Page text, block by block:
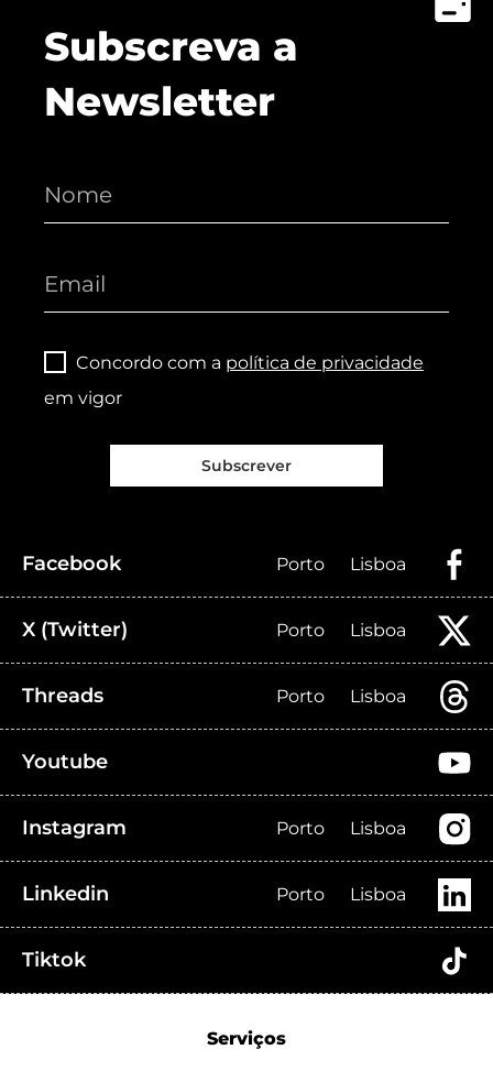
Subscreva a
Newsletter
Concordo com a política de privacidade
em vigor
Subscrever
Facebook Porto Lisboa
X (Twitter) Porto Lisboa
Threads Porto Lisboa
Youtube
Instagram Porto Lisboa
Linkedin Porto Lisboa
Tiktok
Serviços